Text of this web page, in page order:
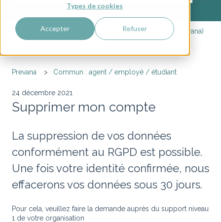
Types de cookies
Accepter Refuser
Il n'y a aucune suggestion car le champ de recherche est
Centre d'aide ANAMNESE (logiciels Citana, Médana, Prévana)
Prevana Commun : agent / employé / étudiant
24 décembre 2021
Supprimer mon compte
La suppression de vos données
conformément au RGPD est possible.
Une fois votre identité confirmée, nous
effacerons vos données sous 30 jours.
Pour cela, veuillez faire la demande auprès du support niveau
1 de votre organisation